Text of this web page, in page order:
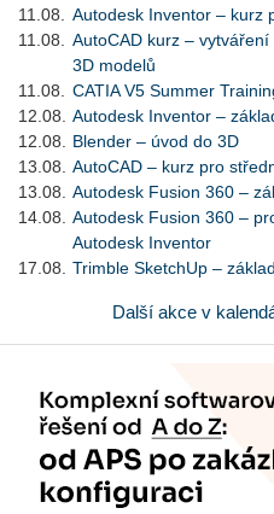
11.08.
Autodesk Inventor – kurz
11.08.
AutoCAD kurz –
3D modelů
11.08.
CATIA V5 Summer
12.08.
Autodesk Inventor –
12.08.
Blender – úvod do 3D
13.08.
AutoCAD – kurz pro
13.08.
Autodesk Fusion 360 –
14.08.
Autodesk Fusion 360 –
Autodesk Inventor
17.08.
Trimble SketchUp –
Další akce v